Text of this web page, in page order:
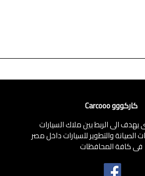
كاركووو Carcooo
الى الربط بين ملاك السيارات
والتطوير للسيارات داخل مصر
فى كافة المحافظات